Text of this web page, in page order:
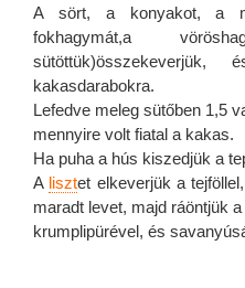
A sört, a konyakot, a
fokhagymát,a
kakasdarabokra.
Lefedve meleg sütőben 1,5
mennyire volt fiatal a kakas.
Ha puha a hús kiszedjük a
A lisztet elkeverjük a
maradt levet, majd ráöntjük
krumplipürével, és